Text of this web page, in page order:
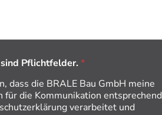
Pflichtfelder. *
dass die BRALE Bau GmbH meine
für die Kommunikation entsprechend
verarbeitet und